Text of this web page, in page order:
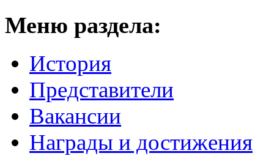
Меню раздела:
История
Представители
Вакансии
Награды и достижения